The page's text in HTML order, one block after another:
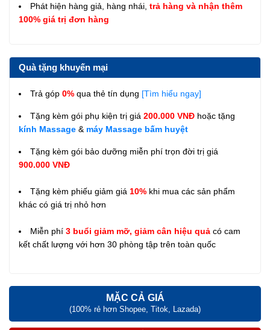
Phát hiện hàng giả, hàng nhái, trả hàng và nhận thêm
100% giá trị đơn hàng
Quà tặng khuyến mại
Trả góp 0% qua thẻ tín dụng [Tìm hiểu ngay]
Tặng kèm gói phụ kiện trị giá 200.000 VNĐ hoặc tặng
kính Massage & máy Massage bấm huyệt
Tặng kèm gói bảo dưỡng miễn phí trọn đời trị giá
900.000 VNĐ
Tặng kèm phiếu giảm giá 10% khi mua các sản phẩm
khác có giá trị nhỏ hơn
Miễn phí 3 buổi giảm mỡ, giảm cân hiệu quả có cam
kết chất lượng với hơn 30 phòng tập trên toàn quốc
MẶC CẢ GIÁ
(100% rẻ hơn Shopee, Titok, Lazada)